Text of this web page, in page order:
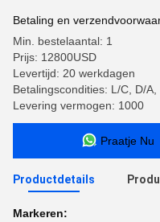
Betaling en
Min. bestelaantal: 1
Prijs: 12800USD
Levertijd: 20 werkdagen
Betalingscondities: L/C, D/
Levering vermogen: 1000
Praatje Nu
Productdetails
Markeren: